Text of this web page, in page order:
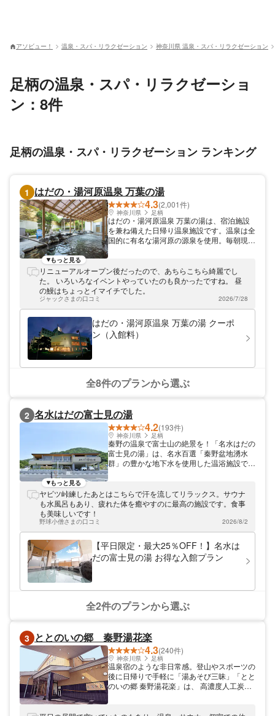
アソビュー！ 温泉・スパ・リラクゼーション 神奈川県 温泉・スパ・リラクゼーション
足柄の温泉・スパ・リラクゼーショ
ン：8件
足柄の温泉・スパ・リラクゼーション ランキング
1 はだの・湯河原温泉 万葉の湯
4.3(2,001件)
神奈川県 足柄
はだの・湯河原温泉 万葉の湯は、宿泊施設
を兼ね備えた日帰り温泉施設です。温泉は全
国的に有名な湯河原の源泉を使用。毎朝現地
の風情漂う「露天風呂」・「石風呂」、開放
感あふれる「大浴場」、デトックス効果やリ
ラックス効果の高い「黄土サウナ」、美肌効
果が期待できる「塩サウナ」などがありま
す。また家族風呂や貸部屋などもあり、日帰
りで温泉旅行に来たような気分が味わえるの
もはだの・湯河原温泉 万葉の湯の人気の理
由の1つです。湯上りにはお食事処で旬の食
はだの・湯河原温泉 万葉の湯へは、小田急
線「秦野駅南口」から無料シャトルバスで約
3分です。 アソビューでは、はだの・湯河原
チケットはスマホでの事前購入となるので、
入り口でスマホを見せるだけとスムーズに入
場できます。はだの・湯河原温泉 万葉の湯
のお得なクーポンを使って、日帰り温泉を満
喫してみてください。
もっと見る
リニューアルオープン後だったので、あちらこちら綺麗でし
た。 いろいろなイベントやっていたのも良かったですね。 昼
の鰻はちょっとイマイチでした。
ジャックさまの口コミ 2026/7/28
はだの・湯河原温泉 万葉の湯 クーポ
ン（入館料）
全8件のプランから選ぶ
2 名水はだの富士見の湯
4.2(193件)
神奈川県 足柄
秦野の温泉で富士山の絶景を！「名水はだの
富士見の湯」は、名水百選「秦野盆地湧水
群」の豊かな地下水を使用した温浴施設で
丹沢の自然と絶景に包まれた癒やしの空間
へ、ぜひお出かけください。
もっと見る
ヤビツ峠練したあとはこちらで汗を流してリラックス。サウナ
も水風呂もあり、疲れた体を癒やすのに最高の施設です。食事
も美味しいです！
野球小僧さまの口コミ 2026/8/2
【平日限定・最大25％OFF！】名水は
だの富士見の湯 お得な入館プラン
全2件のプランから選ぶ
3 ととのいの郷 秦野湯花楽
4.3(240件)
神奈川県 足柄
温泉宿のような非日常感。登山やスポーツの
後に日帰りで手軽に「湯あそび三昧」「とと
のいの郷 秦野湯花楽」は、 高濃度人工炭酸